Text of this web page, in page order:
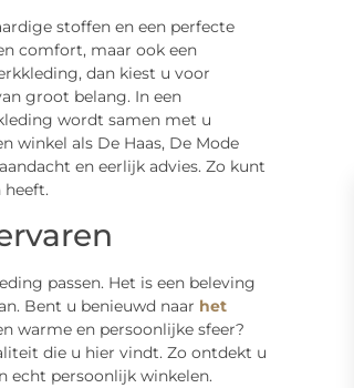
stoffen en een perfecte
comfort, maar ook een
dan kiest u voor
groot belang. In een
wordt samen met u
winkel als De Haas, De Mode
en eerlijk advies. Zo kunt
passen. Het is een beleving
Bent u benieuwd naar het
warme en persoonlijke sfeer?
die u hier vindt. Zo ontdekt u
echt persoonlijk winkelen.